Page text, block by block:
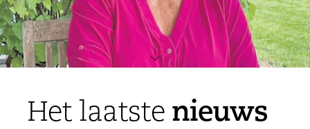
Het laatste nieuws